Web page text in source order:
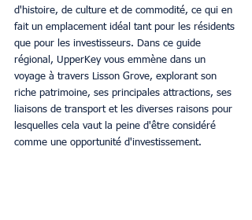
d'histoire, de culture et de commodité, ce qui en
fait un emplacement idéal tant pour les résidents
que pour les investisseurs. Dans ce guide
régional, UpperKey vous emmène dans un
voyage à travers Lisson Grove, explorant son
riche patrimoine, ses principales attractions, ses
liaisons de transport et les diverses raisons pour
lesquelles cela vaut la peine d'être considéré
comme une opportunité d'investissement.